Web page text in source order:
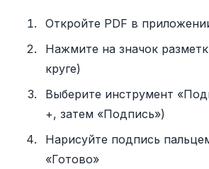
Откройте PDF в
Нажмите на значок
круге)
Выберите инструмент
+, затем «Подпись»)
Нарисуйте подпись
«Готово»